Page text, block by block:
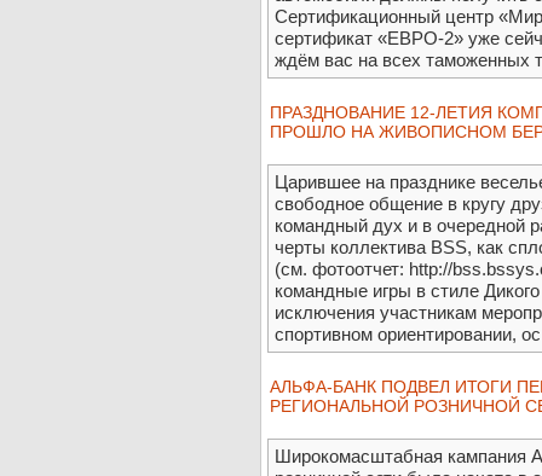
Сертификационный центр
сертификат «ЕВРО-2» уже
ждём вас на всех таможенных
ПРАЗДНОВАНИЕ 12-ЛЕТИЯ
ПРОШЛО НА ЖИВОПИСНОМ
Царившее на празднике
свободное общение в кругу
командный дух и в очередной
черты коллектива BSS, как
(см. фотоотчет: http://
командные игры в стиле
исключения участникам
спортивном ориентировании,
АЛЬФА-БАНК ПОДВЕЛ ИТОГИ
РЕГИОНАЛЬНОЙ РОЗНИЧНОЙ
Широкомасштабная кампания